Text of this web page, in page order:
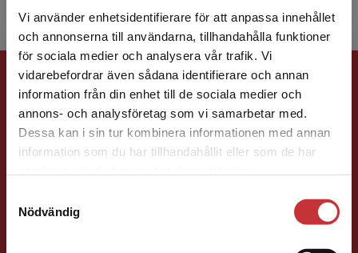
Vi använder enhetsidentifierare för att anpassa innehållet
och annonserna till användarna, tillhandahålla funktioner
för sociala medier och analysera vår trafik. Vi
vidarebefordrar även sådana identifierare och annan
information från din enhet till de sociala medier och
annons- och analysföretag som vi samarbetar med.
Dessa kan i sin tur kombinera informationen med annan
information som du har tillhandahållit eller som de har
Nödvändig
Begränsad fraktregion
Det verkar som att du besöker
studentlitteratur.se via en enhet utanför Sverige.
Vi erbjuder inte leveranser utanför Sverige. För
att kunna slutföra ett köp måste
Förlagskontakt